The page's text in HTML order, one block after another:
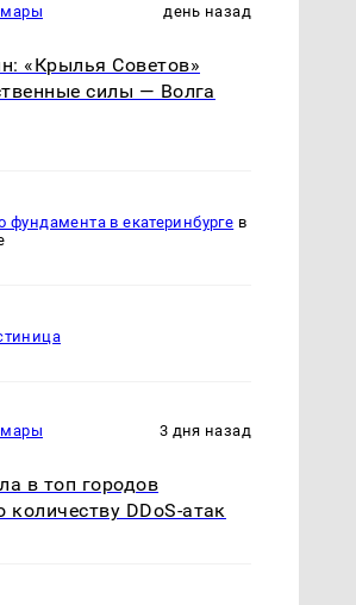
день назад
«Крылья Советов»
силы — Волга
фундамента в екатеринбурге в
3 дня назад
в топ городов
DDoS-атак